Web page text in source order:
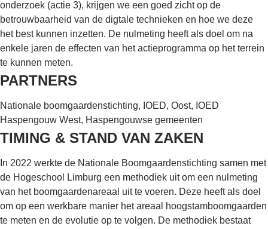
onderzoek (actie 3), krijgen we een goed zicht op de
betrouwbaarheid van de digtale technieken en hoe we deze
het best kunnen inzetten. De nulmeting heeft als doel om na
enkele jaren de effecten van het actieprogramma op het terrein
te kunnen meten.
PARTNERS
Nationale boomgaardenstichting, IOED, Oost, IOED
Haspengouw West, Haspengouwse gemeenten
TIMING & STAND VAN ZAKEN
In 2022 werkte de Nationale Boomgaardenstichting samen met
de Hogeschool Limburg een methodiek uit om een nulmeting
van het boomgaardenareaal uit te voeren. Deze heeft als doel
om op een werkbare manier het areaal hoogstamboomgaarden
te meten en de evolutie op te volgen. De methodiek bestaat